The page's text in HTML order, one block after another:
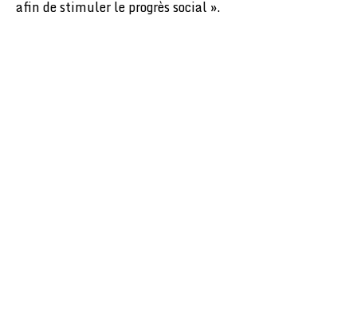
afin de stimuler le progrès social ».